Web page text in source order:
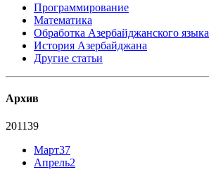
Программирование
Математика
Обработка Азербайджанского языка
История Азербайджана
Другие статьи
Архив
201139
Март37
Апрель2